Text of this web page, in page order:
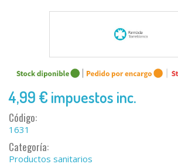
4,99 € impuestos inc.
Código:
1631
Categoría:
Productos sanitarios